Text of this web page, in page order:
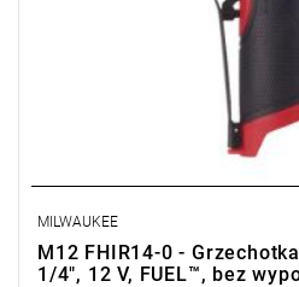
MILWAUKEE
M12 FHIR14-0 -
1/4", 12 V, FUEL™, bez